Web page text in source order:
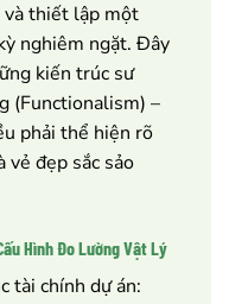
và thiết lập một
nghiêm ngặt. Đây
kiến trúc sư
(Functionalism) –
phải thể hiện rõ
vẻ đẹp sắc sảo
Hình Đo Lường Vật Lý
tài chính dự án: